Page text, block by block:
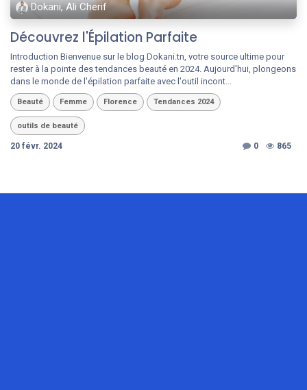
Dokani, Ali Cherif
Découvrez l'Épilation Parfaite
Introduction Bienvenue sur le blog Dokani.tn, votre source ultime pour
rester à la pointe des tendances beauté en 2024. Aujourd'hui, plongeons
dans le monde de l'épilation parfaite avec l'outil incont...
Beauté Femme Florence Tendances 2024
outils de beauté
20 févr. 2024 0 865